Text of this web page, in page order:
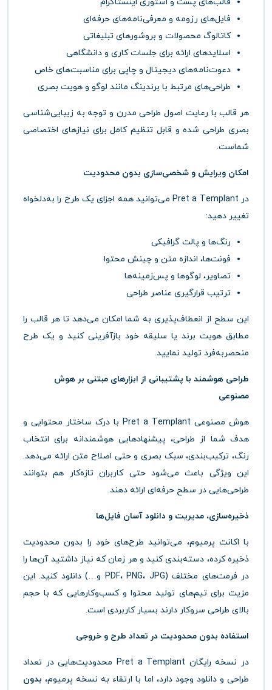
فایل‌های رزومه و معرفی‌نامه‌های حرفه‌ای
کاتالوگ محصولات و بروشورهای تبلیغاتی
اسلایدهای ارائه برای جلسات کاری و دانشگاهی
دعوت‌نامه‌های دیجیتال و چاپی برای مناسبت‌های خاص
طراحی‌های مرتبط با برندینگ مانند لوگو و هویت بصری
هر قالب با رعایت اصول طراحی مدرن و توجه به زیبایی‌شناسی
بصری طراحی شده و قابل تنظیم کامل برای نیازهای اختصاصی
شماست.
امکان ویرایش و شخصی‌سازی بدون محدودیت
در Pret a Templant می‌توانید همه اجزای یک طرح را به‌دلخواه
تغییر دهید:
رنگ‌ها و پالت گرافیکی
فونت‌ها، اندازه متن و چینش محتوا
تصاویر، لوگوها و پس‌زمینه‌ها
ترتیب قرارگیری عناصر طراحی
این سطح از انعطاف‌پذیری به شما امکان می‌دهد تا هر قالب را
مطابق هویت برند یا سلیقه خود بازآفرینی کنید و یک طرح
منحصربه‌فرد تولید نمایید.
طراحی هوشمند با پشتیبانی از ابزارهای مبتنی بر هوش
مصنوعی
هوش مصنوعی Pret a Templant با درک ساختار محتوایی و
هدف شما از طراحی، پیشنهادهایی هوشمندانه برای انتخاب
رنگ، ترکیب‌بندی، سبک بصری و حتی اصلاح متن ارائه می‌دهد.
این ویژگی باعث می‌شود حتی کاربران تازه‌کار هم بتوانند
طراحی‌هایی در سطح حرفه‌ای ارائه دهند.
ذخیره‌سازی، مدیریت و دانلود آسان فایل‌ها
با اکانت پرمیوم، می‌توانید طرح‌های خود را بدون محدودیت
ذخیره کرده، دسته‌بندی کنید و هر زمان که نیاز داشتید آن‌ها را
در فرمت‌های مختلف (PDF، PNG، JPG و…) دانلود کنید. این
مزیت برای تیم‌های تولید محتوا و کسب‌وکارهایی که با حجم
بالای طراحی سروکار دارند بسیار کاربردی است.
استفاده بدون محدودیت در تعداد طرح و خروجی
در نسخه رایگان Pret a Templant محدودیت‌هایی در تعداد
طراحی و دانلود وجود دارد، اما با ارتقاء به نسخه پرمیوم، بدون